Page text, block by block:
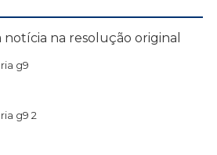
notícia na resolução original
g9
g9 2